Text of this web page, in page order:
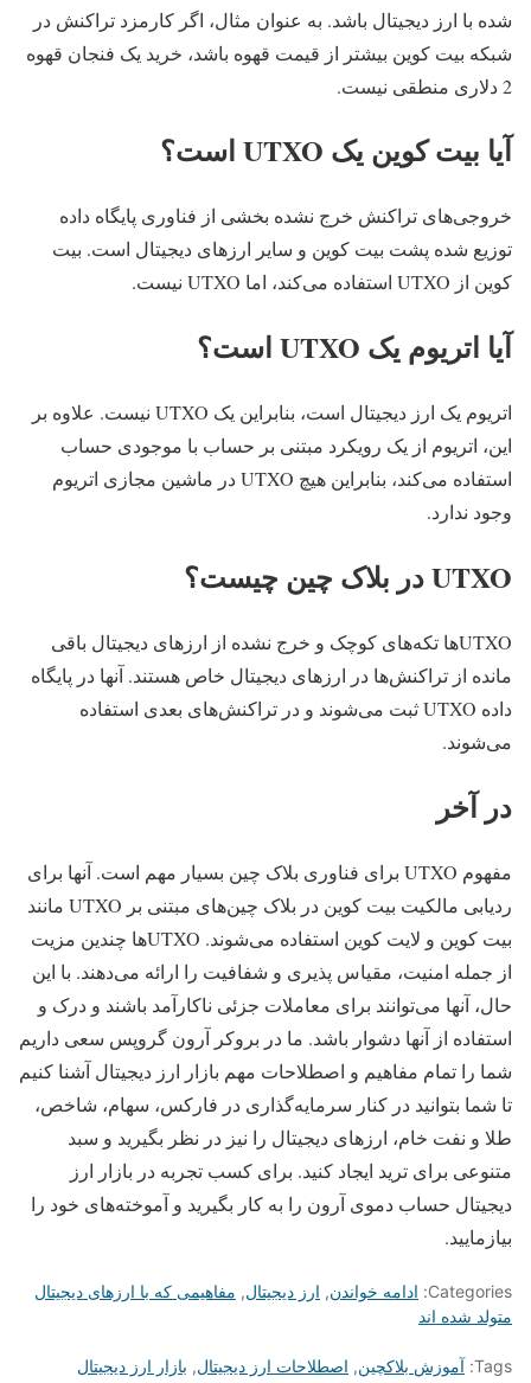
شده با ارز دیجیتال باشد. به عنوان مثال، اگر کارمزد تراکنش در
شبکه بیت کوین بیشتر از قیمت قهوه باشد، خرید یک فنجان قهوه
2 دلاری منطقی نیست.
آیا بیت کوین یک UTXO است؟
خروجی‌های تراکنش خرج نشده بخشی از فناوری پایگاه داده
توزیع شده پشت بیت کوین و سایر ارزهای دیجیتال است. بیت
کوین از UTXO استفاده می‌کند، اما UTXO نیست.
آیا اتریوم یک UTXO است؟
اتریوم یک ارز دیجیتال است، بنابراین یک UTXO نیست. علاوه بر
این، اتریوم از یک رویکرد مبتنی بر حساب با موجودی حساب
استفاده می‌کند، بنابراین هیچ UTXO در ماشین مجازی اتریوم
وجود ندارد.
UTXO در بلاک چین چیست؟
UTXO‌ها تکه‌های کوچک و خرج نشده از ارزهای دیجیتال باقی
مانده از تراکنش‌ها در ارزهای دیجیتال خاص هستند. آنها در پایگاه
داده UTXO ثبت می‌شوند و در تراکنش‌های بعدی استفاده
می‌شوند.
در آخر
مفهوم UTXO برای فناوری بلاک چین بسیار مهم است. آنها برای
ردیابی مالکیت بیت کوین در بلاک چین‌های مبتنی بر UTXO مانند
بیت کوین و لایت کوین استفاده می‌شوند. UTXO‌ها چندین مزیت
از جمله امنیت، مقیاس پذیری و شفافیت را ارائه می‌دهند. با این
حال، آنها می‌توانند برای معاملات جزئی ناکارآمد باشند و درک و
استفاده از آنها دشوار باشد. ما در بروکر آرون گروپس سعی داریم
شما را تمام مفاهیم و اصطلاحات مهم بازار ارز دیجیتال آشنا کنیم
تا شما بتوانید در کنار سرمایه‌گذاری در فارکس، سهام، شاخص،
طلا و نفت خام، ارزهای دیجیتال را نیز در نظر بگیرید و سبد
متنوعی برای ترید ایجاد کنید. برای کسب تجربه در بازار ارز
دیجیتال حساب دموی آرون را به کار بگیرید و آموخته‌های خود را
بیازمایید.
Categories: ادامه خواندن, ارز دیجیتال, مفاهیمی که با ارزهای دیجیتال
متولد شده اند
Tags: آموزش بلاکچین, اصطلاحات ارز دیجیتال, بازار ارز دیجیتال